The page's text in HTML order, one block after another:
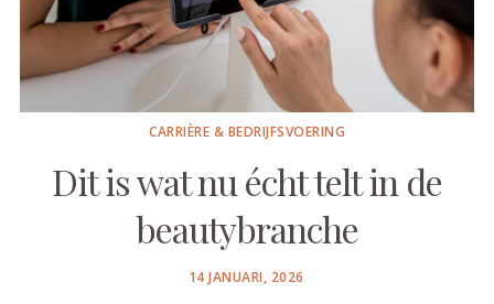
CARRIÈRE & BEDRIJFSVOERING
Dit is wat nu écht telt in de
beautybranche
POSTED
14 JANUARI, 2026